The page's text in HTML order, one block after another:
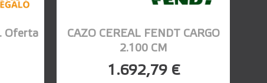
Oferta
CAZO CEREAL FENDT CARGO
2.100 CM
1.692,79 €